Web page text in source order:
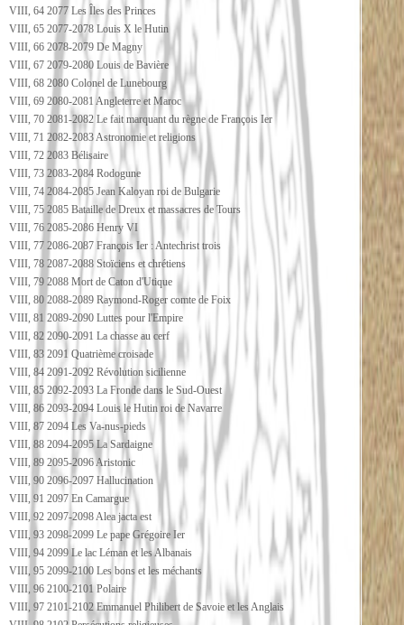
VIII, 64 2077 Les Îles des Princes
VIII, 65 2077-2078 Louis X le Hutin
VIII, 66 2078-2079 De Magny
VIII, 67 2079-2080 Louis de Bavière
VIII, 68 2080 Colonel de Lunebourg
VIII, 69 2080-2081 Angleterre et Maroc
VIII, 70 2081-2082 Le fait marquant du règne de François Ier
VIII, 71 2082-2083 Astronomie et religions
VIII, 72 2083 Bélisaire
VIII, 73 2083-2084 Rodogune
VIII, 74 2084-2085 Jean Kaloyan roi de Bulgarie
VIII, 75 2085 Bataille de Dreux et massacres de Tours
VIII, 76 2085-2086 Henry VI
VIII, 77 2086-2087 François Ier : Antechrist trois
VIII, 78 2087-2088 Stoïciens et chrétiens
VIII, 79 2088 Mort de Caton d'Utique
VIII, 80 2088-2089 Raymond-Roger comte de Foix
VIII, 81 2089-2090 Luttes pour l'Empire
VIII, 82 2090-2091 La chasse au cerf
VIII, 83 2091 Quatrième croisade
VIII, 84 2091-2092 Révolution sicilienne
VIII, 85 2092-2093 La Fronde dans le Sud-Ouest
VIII, 86 2093-2094 Louis le Hutin roi de Navarre
VIII, 87 2094 Les Va-nus-pieds
VIII, 88 2094-2095 La Sardaigne
VIII, 89 2095-2096 Aristonic
VIII, 90 2096-2097 Hallucination
VIII, 91 2097 En Camargue
VIII, 92 2097-2098 Alea jacta est
VIII, 93 2098-2099 Le pape Grégoire Ier
VIII, 94 2099 Le lac Léman et les Albanais
VIII, 95 2099-2100 Les bons et les méchants
VIII, 96 2100-2101 Polaire
VIII, 97 2101-2102 Emmanuel Philibert de Savoie et les Anglais